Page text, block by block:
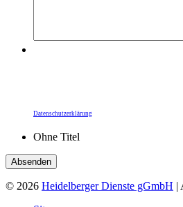
Datenschutzerklärung
Ohne Titel
© 2026 Heidelberger Dienste gGmbH |